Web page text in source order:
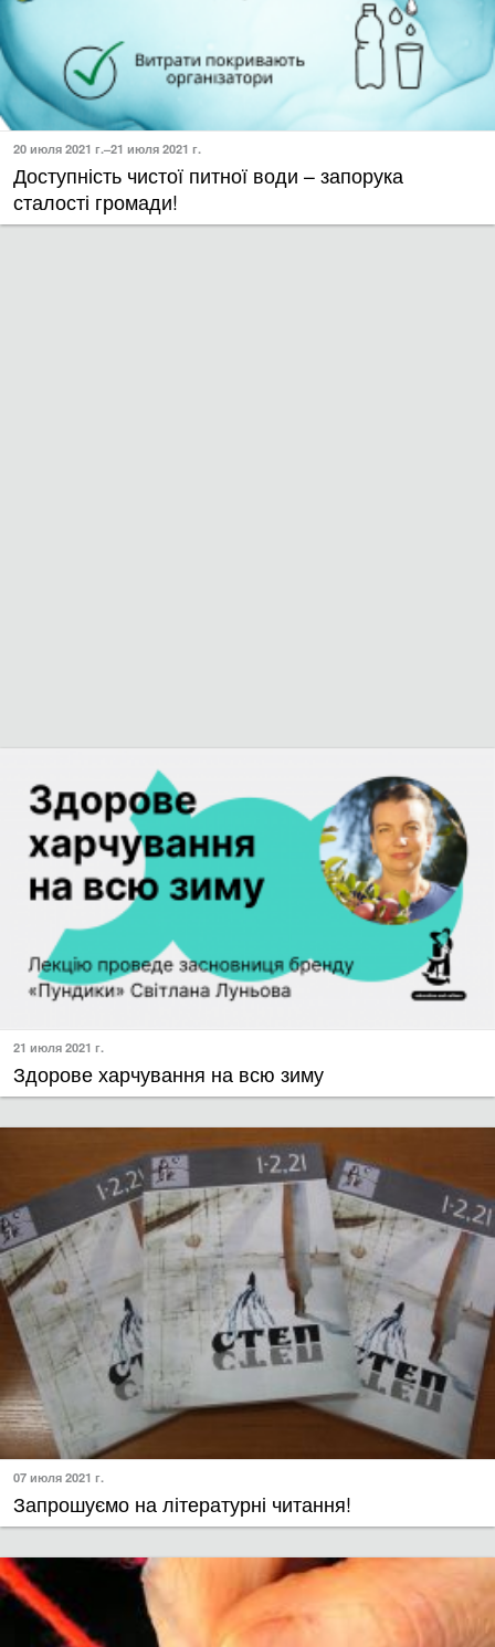
20 июля 2021 г.–21 июля 2021 г.
Доступність чистої питної води – запорука
сталості громади!
21 июля 2021 г.
​Здорове харчування на всю зиму
07 июля 2021 г.
​Запрошуємо на літературні читання!